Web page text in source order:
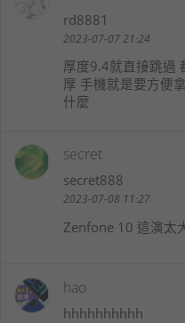
rd8881
2023-07-07 21:24
厚度9.4就直接跳過
厚 手機就是要方便
什麼
secret
secret888
2023-07-08 11:27
Zenfone 10 這演太
hao
hhhhhhhhhh